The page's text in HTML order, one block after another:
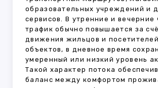
образовательных учреждений и
сервисов. В утренние и вечерние
трафик обычно повышается за
движения жильцов и
объектов, в дневное время
умеренный или низкий уровень
Такой характер потока
баланс между комфортом